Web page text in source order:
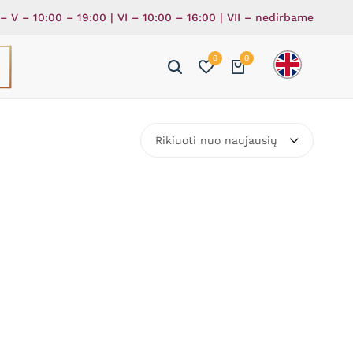
V – 10:00 – 19:00 | VI – 10:00 – 16:00 | VII – nedirbame
0 0
Rikiuoti nuo naujausių